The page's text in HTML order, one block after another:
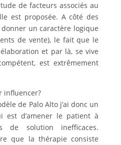
de facteurs associés au
est proposée. A côté des
un caractère logique
de vente), le fait que le
et par là, se vive
est extrêmement
influencer?
de Palo Alto j’ai donc un
est d’amener le patient à
de solution inefficaces.
que la thérapie consiste